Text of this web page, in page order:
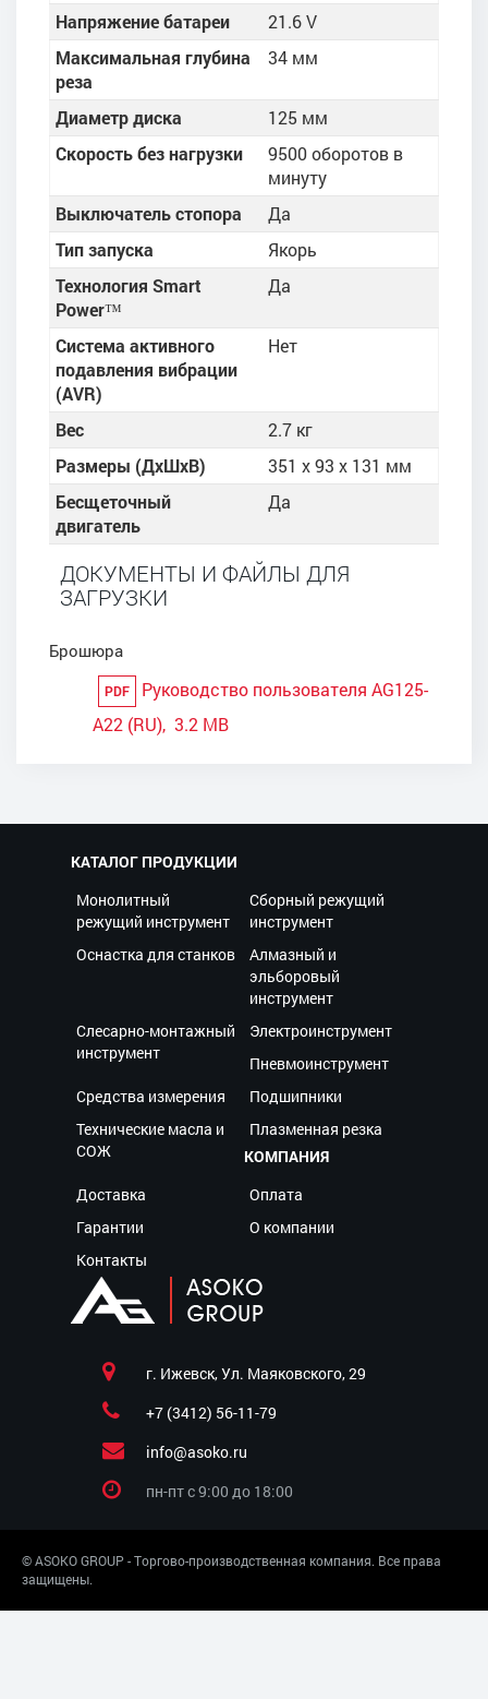
Напряжение батареи
21.6 V
Максимальная глубина
реза
34 мм
Диаметр диска
125 мм
Скорость без нагрузки
9500 оборотов в
минуту
Выключатель стопора
Да
Тип запуска
Якорь
Технология Smart
Power™
Да
Система активного
подавления вибрации
(AVR)
Нет
Вес
2.7 кг
Размеры (ДхШхВ)
351 x 93 x 131 мм
Бесщеточный
двигатель
Да
ДОКУМЕНТЫ И ФАЙЛЫ ДЛЯ
ЗАГРУЗКИ
Брошюра
PDF
Руководство пользователя AG125-
A22 (RU), 3.2 MB
КАТАЛОГ ПРОДУКЦИИ
Монолитный
режущий инструмент
Сборный режущий
инструмент
Оснастка для станков
Алмазный и
эльборовый
инструмент
Слесарно-монтажный
инструмент
Электроинструмент
Пневмоинструмент
Средства измерения
Подшипники
Технические масла и
СОЖ
Плазменная резка
КОМПАНИЯ
Доставка
Оплата
Гарантии
О компании
Контакты
г. Ижевск, Ул. Маяковского, 29
+7 (3412) 56-11-79
info@asoko.ru
пн-пт c 9:00 до 18:00
© ASOKO GROUP - Торгово-производственная компания. Все права
защищены.